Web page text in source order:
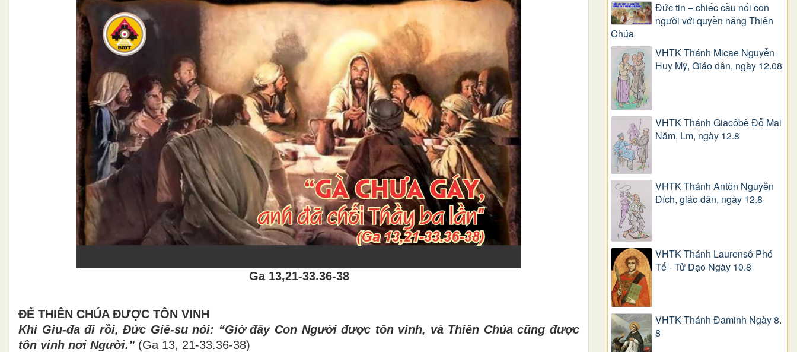
Ga 13,21-33.36-38
ĐỂ THIÊN CHÚA ĐƯỢC TÔN VINH
Khi Giu-đa đi rồi, Đức Giê-su nói: “Giờ đây Con Người được tôn vinh, và Thiên Chúa cũng được
tôn vinh nơi Người.” (Ga 13, 21-33.36-38)
Đức tin – chiếc cầu nối con
người với quyền năng Thiên
Chúa
VHTK Thánh Micae Nguyễn
Huy Mỹ, Giáo dân, ngày 12.08
VHTK Thánh Giacôbê Ðỗ Mai
Năm, Lm, ngày 12.8
VHTK Thánh Antôn Nguyễn
Ðích, giáo dân, ngày 12.8
VHTK Thánh Laurensô Phó
Tế - Tử Đạo Ngày 10.8
VHTK Thánh Đaminh Ngày 8.
8